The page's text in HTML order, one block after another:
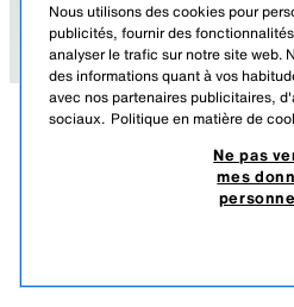
DÉTAILS
Le mannequin mesure : 176 cm
Hauteur du talon : 5,5 cm
NOIR 3300/710/800
SANDALES SATINÉES À TALONS
Nous utilisons des cookies pour
publicités, fournir des
analyser le trafic sur notre site web.
des informations quant à vos
avec nos partenaires publicitaires,
sociaux. Politique en matière de
Ne pas
mes